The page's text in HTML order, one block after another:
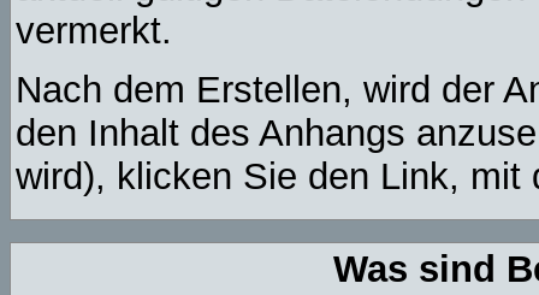
vermerkt.
Nach dem Erstellen, wird der
den Inhalt des Anhangs
wird), klicken Sie den Link, mit
Was sind